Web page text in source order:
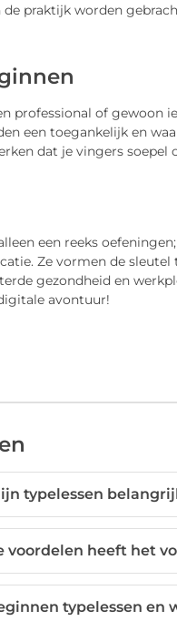
praktijk worden
professional of gewoon
een toegankelijk en
dat je vingers soepel
een reeks
Ze vormen de
gezondheid en
avontuur!
typelessen
voordelen heeft het
typelessen en